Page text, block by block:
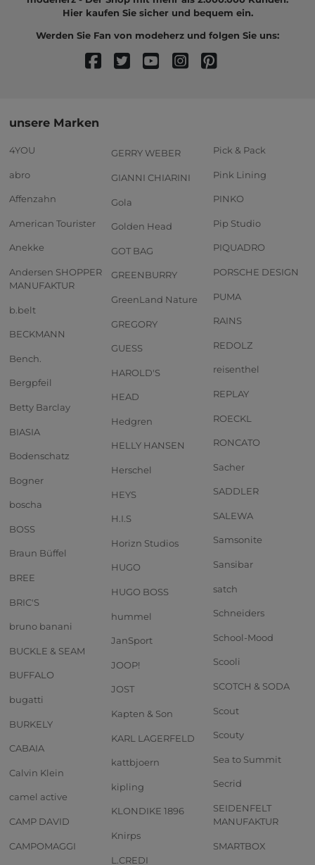
Hier kaufen Sie sicher und bequem ein.
Werden Sie Fan von modeherz und folgen Sie uns:
unsere Marken
4YOU
abro
Affenzahn
American Tourister
Anekke
Andersen SHOPPER
MANUFAKTUR
b.belt
BECKMANN
Bench.
Bergpfeil
Betty Barclay
BIASIA
Bodenschatz
Bogner
boscha
BOSS
Braun Büffel
BREE
BRIC'S
bruno banani
BUCKLE & SEAM
BUFFALO
bugatti
BURKELY
CABAIA
Calvin Klein
camel active
CAMP DAVID
CAMPOMAGGI
GERRY WEBER
GIANNI CHIARINI
Gola
Golden Head
GOT BAG
GREENBURRY
GreenLand Nature
GREGORY
GUESS
HAROLD'S
HEAD
Hedgren
HELLY HANSEN
Herschel
HEYS
H.I.S
Horizn Studios
HUGO
HUGO BOSS
hummel
JanSport
JOOP!
JOST
Kapten & Son
KARL LAGERFELD
kattbjoern
kipling
KLONDIKE 1896
Knirps
L.CREDI
Pick & Pack
Pink Lining
PINKO
Pip Studio
PIQUADRO
PORSCHE DESIGN
PUMA
RAINS
REDOLZ
reisenthel
REPLAY
ROECKL
RONCATO
Sacher
SADDLER
SALEWA
Samsonite
Sansibar
satch
Schneiders
School-Mood
Scooli
SCOTCH & SODA
Scout
Scouty
Sea to Summit
Secrid
SEIDENFELT
MANUFAKTUR
SMARTBOX